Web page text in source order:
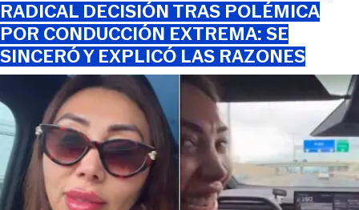
RADICAL DECISIÓN TRAS POLÉMICA
POR CONDUCCIÓN EXTREMA: SE
SINCERÓ Y EXPLICÓ LAS RAZONES